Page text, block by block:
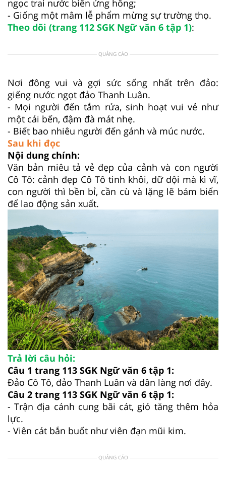
ngọc trai nước biển ửng hồng;
- Giống một mâm lễ phẩm mừng sự trường thọ.
Theo dõi (trang 112 SGK Ngữ văn 6 tập 1):
QUẢNG CÁO
Nơi đông vui và gợi sức sống nhất trên đảo:
giếng nước ngọt đảo Thanh Luân.
- Mọi người đến tắm rửa, sinh hoạt vui vẻ như
một cái bến, đậm đà mát nhẹ.
- Biết bao nhiêu người đến gánh và múc nước.
Sau khi đọc
Nội dung chính:
Văn bản miêu tả vẻ đẹp của cảnh và con người
Cô Tô: cảnh đẹp Cô Tô tinh khôi, dữ dội mà kì vĩ,
con người thì bền bỉ, cần cù và lặng lẽ bám biển
để lao động sản xuất.
Trả lời câu hỏi:
Câu 1 trang 113 SGK Ngữ văn 6 tập 1:
Đảo Cô Tô, đảo Thanh Luân và dân làng nơi đây.
Câu 2 trang 113 SGK Ngữ văn 6 tập 1:
- Trận địa cánh cung bãi cát, gió tăng thêm hỏa
lực.
- Viên cát bắn buốt như viên đạn mũi kim.
QUẢNG CÁO